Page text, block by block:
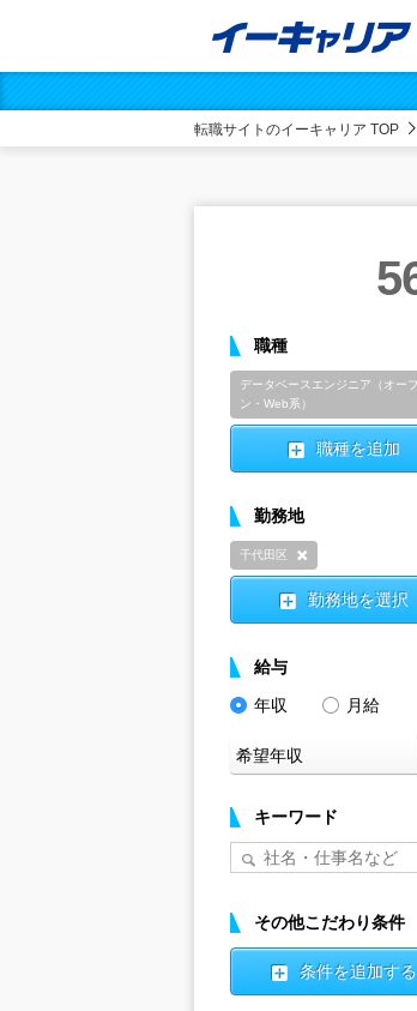
転職サイトのイーキャリア TOP
職種
データベースエンジニア（オープ
ン・Web系）
職種を追加
勤務地
千代田区
勤務地を選択
給与
年収
月給
キーワード
その他こだわり条件
条件を追加する